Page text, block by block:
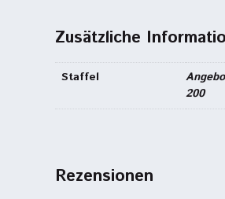
Zusätzliche
Staffel
200
Rezensionen